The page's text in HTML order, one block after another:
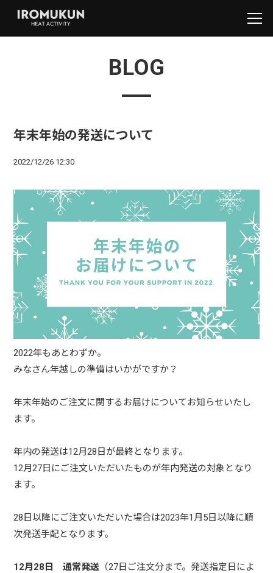
BLOG
年末年始の発送について
2022/12/26 12:30
2022年もあとわずか。
みなさん年越しの準備はいかがですか？
年末年始のご注文に関するお届けについてお知らせいたし
ます。
年内の発送は12月28日が最終となります。
12月27日にご注文いただいたものが年内発送の対象となり
ます。
28日以降にご注文いただいた場合は2023年1月5日以降に順
次発送手配となります。
12月28日 通常発送 （27日ご注文分まで。発送指定日によ